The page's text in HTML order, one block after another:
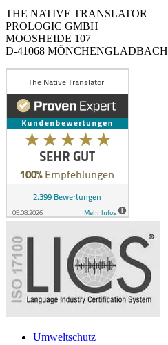
THE NATIVE TRANSLATOR
PROLOGIC GMBH
MOOSHEIDE 107
D-41068 MÖNCHENGLADBACH
Umweltschutz